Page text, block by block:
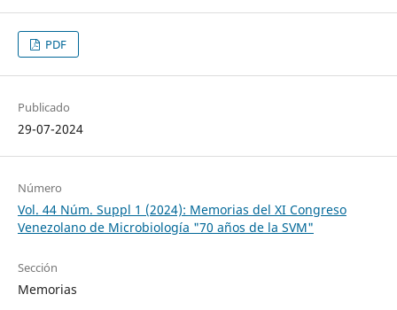
PDF
Publicado
29-07-2024
Número
Vol. 44 Núm. Suppl 1 (2024): Memorias del XI Congreso
Venezolano de Microbiología "70 años de la SVM"
Sección
Memorias